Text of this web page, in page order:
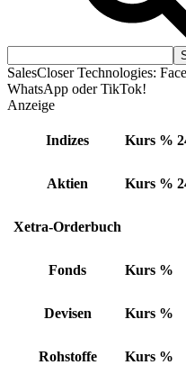
SalesCloser Technologies:
WhatsApp oder TikTok!
Anzeige
Indizes Kurs %
Aktien Kurs %
Xetra-Orderbuch
Fonds Kurs %
Devisen Kurs %
Rohstoffe Kurs %